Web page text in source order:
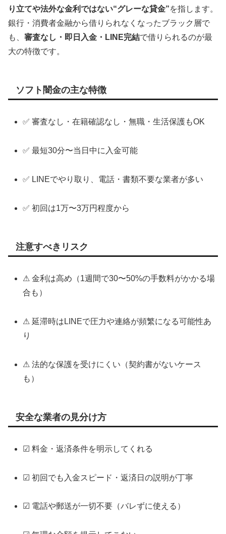
り立てや法外な金利ではない“グレーな貸金”を指します。
銀行・消費者金融から借りられなくなったブラック層で
も、 審査なし・即日入金・LINE完結で借りられるのが最
大の特徴です。
ソフト闇金の主な特徴
✅ 審査なし・在籍確認なし・無職・生活保護もOK
✅ 最短30分〜当日中に入金可能
✅ LINEでやり取り、電話・書類不要な業者が多い
✅ 初回は1万〜3万円程度から
注意すべきリスク
⚠ 金利は高め（1週間で30〜50%の手数料がかかる場
合も）
⚠ 延滞時はLINEで圧力や連絡が頻繁になる可能性あ
り
⚠ 法的な保護を受けにくい（契約書がないケース
も）
安全な業者の見分け方
☑ 料金・返済条件を明示してくれる
☑ 初回でも入金スピード・返済日の説明が丁寧
☑ 電話や郵送が一切不要（バレずに使える）